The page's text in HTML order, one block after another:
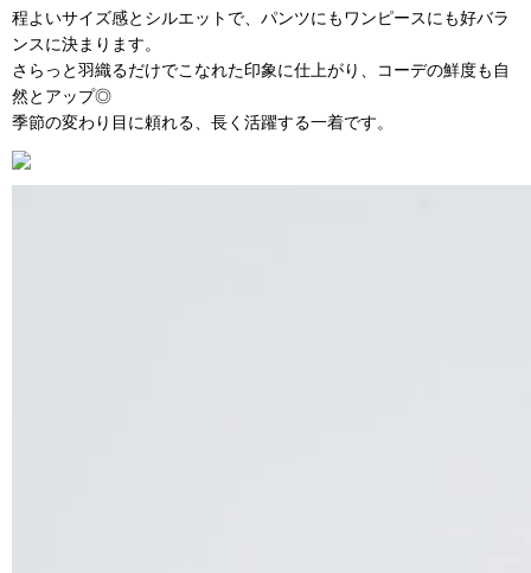
程よいサイズ感とシルエットで、パンツにもワンピースにも好バラ
ンスに決まります。
さらっと羽織るだけでこなれた印象に仕上がり、コーデの鮮度も自
然とアップ◎
季節の変わり目に頼れる、長く活躍する一着です。